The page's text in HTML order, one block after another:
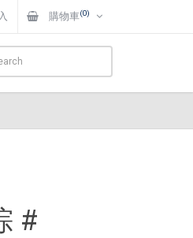
購物車(0)
#